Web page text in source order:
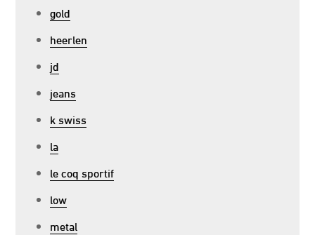
gold
heerlen
jd
jeans
k swiss
la
le coq sportif
low
metal